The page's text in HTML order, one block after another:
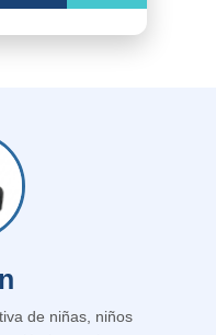
de niñas, niños